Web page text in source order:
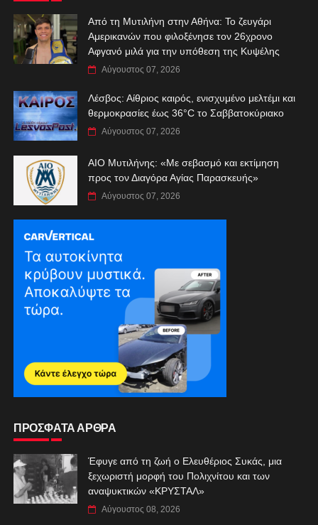
Από τη Μυτιλήνη στην Αθήνα: Το ζευγάρι
Αμερικανών που φιλοξένησε τον 26χρονο
Αφγανό μιλά για την υπόθεση της Κυψέλης
Αύγουστος 07, 2026
Λέσβος: Αίθριος καιρός, ενισχυμένο μελτέμι και
θερμοκρασίες έως 36°C το Σαββατοκύριακο
Αύγουστος 07, 2026
ΑIO Μυτιλήνης: «Με σεβασμό και εκτίμηση
προς τον Διαγόρα Αγίας Παρασκευής»
Αύγουστος 07, 2026
ΠΡΟΣΦΑΤΑ ΑΡΘΡΑ
Έφυγε από τη ζωή ο Ελευθέριος Συκάς, μια
ξεχωριστή μορφή του Πολιχνίτου και των
αναψυκτικών «ΚΡΥΣΤΑΛ»
Αύγουστος 08, 2026